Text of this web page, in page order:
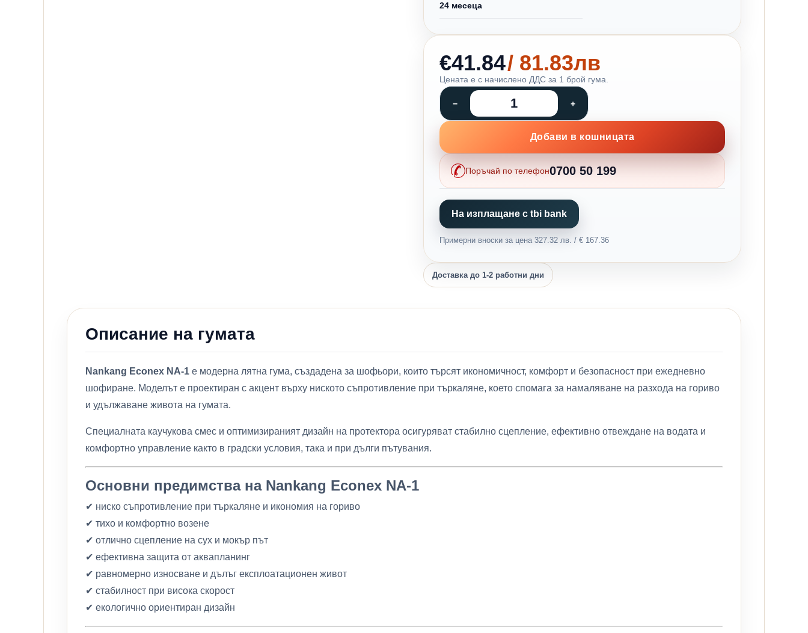
24 месеца
€41.84/ 81.83лв
Цената е с начислено ДДС за 1 брой гума.
Добави в кошницата
Поръчай по телефон0700 50 199
На изплащане с tbi bank
Примерни вноски за цена 327.32 лв. / € 167.36
Доставка до 1-2 работни дни
Описание на гумата
Nankang Econex NA-1 е модерна лятна гума, създадена за шофьори, които търсят икономичност, комфорт и безопасност при ежедневно
шофиране. Моделът е проектиран с акцент върху ниското съпротивление при търкаляне, което спомага за намаляване на разхода на гориво
и удължаване живота на гумата.
Специалната каучукова смес и оптимизираният дизайн на протектора осигуряват стабилно сцепление, ефективно отвеждане на водата и
комфортно управление както в градски условия, така и при дълги пътувания.
Основни предимства на Nankang Econex NA-1
✔ ниско съпротивление при търкаляне и икономия на гориво
✔ тихо и комфортно возене
✔ отлично сцепление на сух и мокър път
✔ ефективна защита от аквапланинг
✔ равномерно износване и дълъг експлоатационен живот
✔ стабилност при висока скорост
✔ екологично ориентиран дизайн